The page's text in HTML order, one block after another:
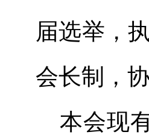
届选举，
会长制，
本会现